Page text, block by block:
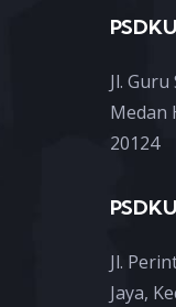
Jl.
Medan
20124
Jl.
Jaya,